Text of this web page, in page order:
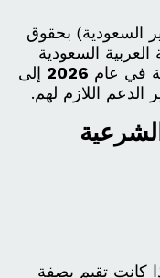
السعودية) بحقوق
السعودية
في عام 2026 إلى
الدعم اللازم لهم.
كانت تقيم بصفة